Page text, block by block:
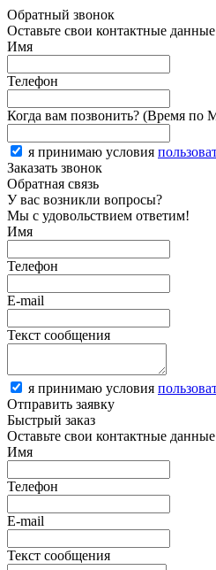
Обратный звонок
Оставьте свои контактные
Имя
Телефон
Когда вам позвонить? (Время по
я принимаю условия
Заказать звонок
Обратная связь
У вас возникли вопросы?
Мы с удовольствием ответим!
Имя
Телефон
E-mail
Текст сообщения
я принимаю условия
Отправить заявку
Быстрый заказ
Оставьте свои контактные
Имя
Телефон
E-mail
Текст сообщения